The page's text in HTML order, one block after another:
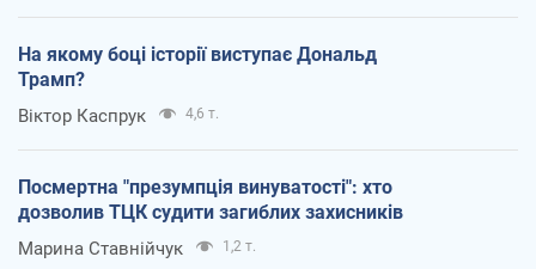
На якому боці історії виступає Дональд
Трамп?
Віктор Каспрук 4,6 т.
Посмертна "презумпція винуватості": хто
дозволив ТЦК судити загиблих захисників
Марина Ставнійчук 1,2 т.